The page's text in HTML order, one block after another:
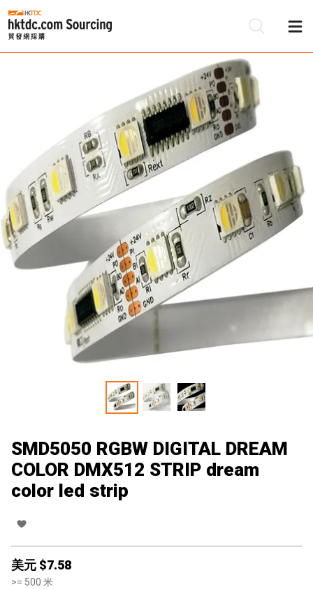
SMD5050 RGBW DIGITAL DREAM
COLOR DMX512 STRIP dream
color led strip
美元 $7.58
>= 500 米